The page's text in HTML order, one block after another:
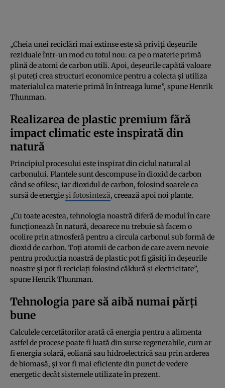
„Cheia unei reciclări mai extinse este să priviți deșeurile
reziduale într-un mod cu totul nou: ca pe o materie primă
plină de atomi de carbon utili. Apoi, deșeurile capătă valoare
și puteți crea structuri economice pentru a colecta și utiliza
materialul ca materie primă în întreaga lume”, spune Henrik
Thunman.
Realizarea de plastic premium fără
impact climatic este inspirată din
natură
Principiul procesului este inspirat din ciclul natural al
carbonului. Plantele sunt descompuse în dioxid de carbon
când se ofilesc, iar dioxidul de carbon, folosind soarele ca
sursă de energieși fotosinteză, creează apoi noi plante.
„Cu toate acestea, tehnologia noastră diferă de modul în care
funcționează în natură, deoarece nu trebuie să facem o
ocolire prin atmosferă pentru a circula carbonul sub formă de
dioxid de carbon. Toți atomii de carbon de care avem nevoie
pentru producția noastră de plastic pot fi găsiți în deșeurile
noastre și pot fi reciclați folosind căldură și electricitate”,
spune Henrik Thunman.
Tehnologia pare să aibă numai părți
bune
Calculele cercetătorilor arată că energia pentru a alimenta
astfel de procese poate fi luată din surse regenerabile, cum ar
fi energia solară, eoliană sau hidroelectrică sau prin arderea
de biomasă, și vor fi mai eficiente din punct de vedere
energetic decât sistemele utilizate în prezent.